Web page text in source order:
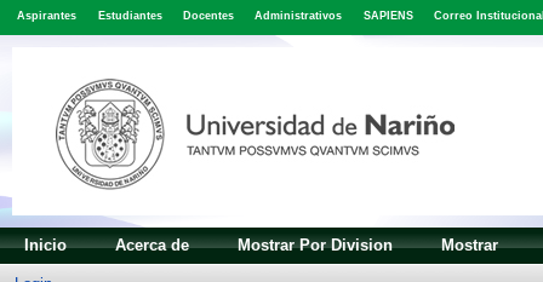
Aspirantes Estudiantes Docentes Administrativos SAPIENS Correo
Inicio Acerca de Mostrar Por Division Mostrar